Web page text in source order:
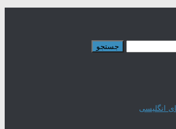
انگلیسی